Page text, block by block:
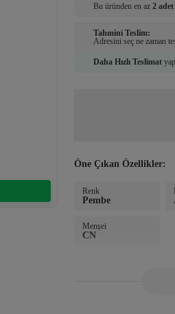
Bu üründen en az 2 adet
Tahmini Teslim:
Adresini seç ne zaman
Daha Hızlı Teslimat
Öne Çıkan Özellikler:
Renk
Pembe
Menşei
CN